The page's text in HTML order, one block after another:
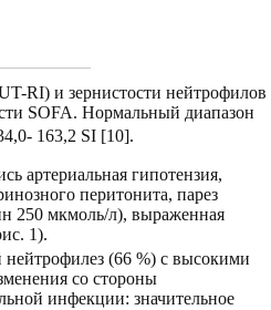
RI) и зернистости нейтрофилов
SOFA. Нормальный диапазон
163,2 SI [10].
артериальная гипотензия,
перитонита, парез
250 мкмоль/л), выраженная
1).
нейтрофилез (66 %) с высокими
со стороны
инфекции: значительное